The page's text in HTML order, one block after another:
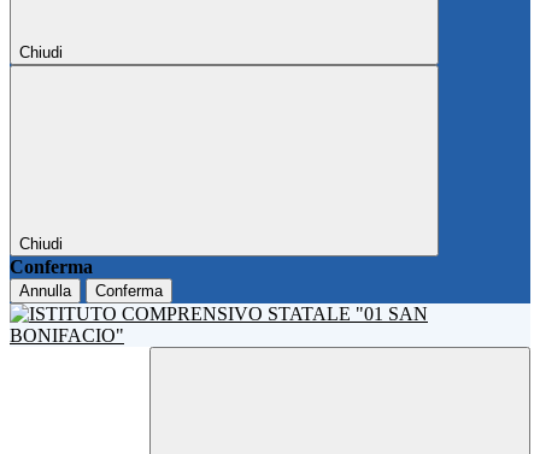
Chiudi
Chiudi
Conferma
Annulla Conferma